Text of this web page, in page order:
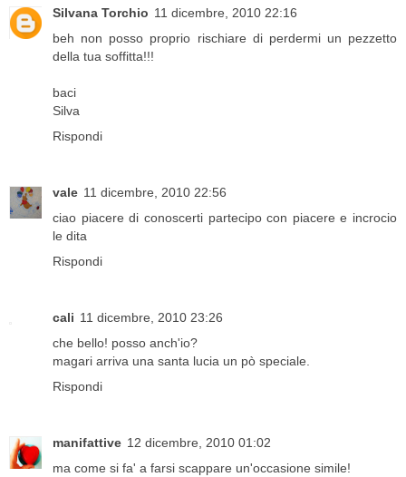
Silvana Torchio 11 dicembre, 2010 22:16
beh non posso proprio rischiare di perdermi un pezzetto
della tua soffitta!!!
baci
Silva
Rispondi
vale 11 dicembre, 2010 22:56
ciao piacere di conoscerti partecipo con piacere e incrocio
le dita
Rispondi
cali 11 dicembre, 2010 23:26
che bello! posso anch'io?
magari arriva una santa lucia un pò speciale.
Rispondi
manifattive 12 dicembre, 2010 01:02
ma come si fa' a farsi scappare un'occasione simile!